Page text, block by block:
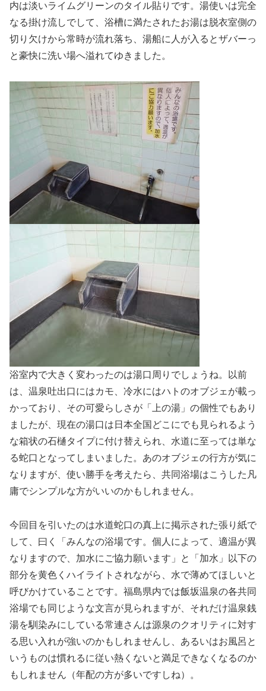
内は淡いライムグリーンのタイル貼りです。湯使いは完全
なる掛け流しでして、浴槽に満たされたお湯は脱衣室側の
切り欠けから常時が流れ落ち、湯船に人が入るとザバーっ
と豪快に洗い場へ溢れてゆきました。
浴室内で大きく変わったのは湯口周りでしょうね。以前
は、温泉吐出口にはカモ、冷水にはハトのオブジェが載っ
かっており、その可愛らしさが「上の湯」の個性でもあり
ましたが、現在の湯口は日本全国どこにでも見られるよう
な箱状の石樋タイプに付け替えられ、水道に至っては単な
る蛇口となってしまいました。あのオブジェの行方が気に
なりますが、使い勝手を考えたら、共同浴場はこうした凡
庸でシンプルな方がいいのかもしれません。
今回目を引いたのは水道蛇口の真上に掲示された張り紙で
して、曰く「みんなの浴場です。個人によって、適温が異
なりますので、加水にご協力願います」と「加水」以下の
部分を黄色くハイライトされながら、水で薄めてほしいと
呼びかけていることです。福島県内では飯坂温泉の各共同
浴場でも同じような文言が見られますが、それだけ温泉銭
湯を馴染みにしている常連さんは源泉のクオリティに対す
る思い入れが強いのかもしれませんし、あるいはお風呂と
いうものは慣れるに従い熱くないと満足できなくなるのか
もしれません（年配の方が多いですしね）。